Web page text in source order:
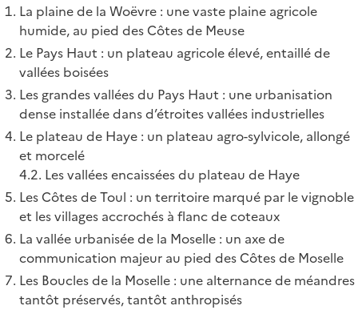
La plaine de la Woëvre : une vaste plaine agricole
humide, au pied des Côtes de Meuse
Le Pays Haut : un plateau agricole élevé, entaillé de
vallées boisées
Les grandes vallées du Pays Haut : une urbanisation
dense installée dans d’étroites vallées industrielles
Le plateau de Haye : un plateau agro-sylvicole, allongé
et morcelé
4.2. Les vallées encaissées du plateau de Haye
Les Côtes de Toul : un territoire marqué par le vignoble
et les villages accrochés à flanc de coteaux
La vallée urbanisée de la Moselle : un axe de
communication majeur au pied des Côtes de Moselle
Les Boucles de la Moselle : une alternance de méandres
tantôt préservés, tantôt anthropisés